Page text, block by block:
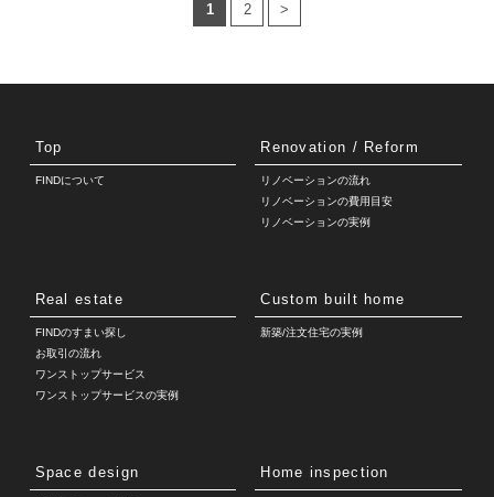
1 2 >
Top
FINDについて
Renovation / Reform
リノベーションの流れ
リノベーションの費用目安
リノベーションの実例
Real estate
FINDのすまい探し
お取引の流れ
ワンストップサービス
ワンストップサービスの実例
Custom built home
新築/注文住宅の実例
Space design Home inspection